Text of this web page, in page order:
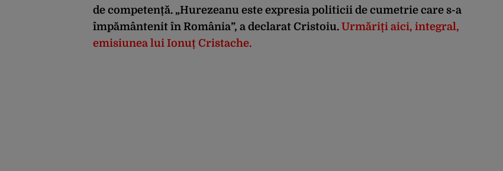
de competență. „Hurezeanu este expresia politicii de cumetrie care s-a
împământenit în România”, a declarat Cristoiu. Urmăriți aici, integral,
emisiunea lui Ionuț Cristache.